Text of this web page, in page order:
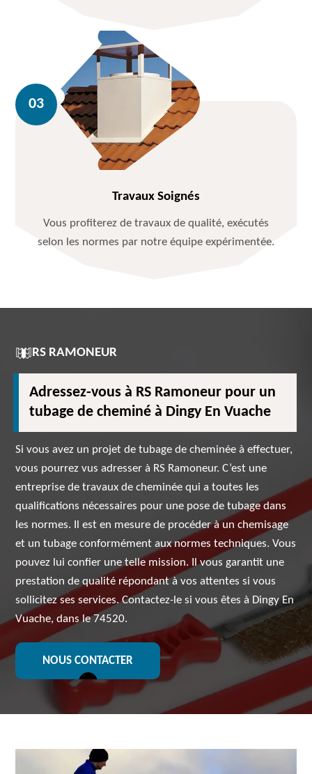
Travaux Soignés
Vous profiterez de travaux de qualité, exécutés
selon les normes par notre équipe expérimentée.
RS RAMONEUR
Adressez-vous à RS Ramoneur pour un
tubage de cheminé à Dingy En Vuache
Si vous avez un projet de tubage de cheminée à effectuer,
vous pourrez vus adresser à RS Ramoneur. C’est une
entreprise de travaux de cheminée qui a toutes les
qualifications nécessaires pour une pose de tubage dans
les normes. Il est en mesure de procéder à un chemisage
et un tubage conformément aux normes techniques. Vous
pouvez lui confier une telle mission. Il vous garantit une
prestation de qualité répondant à vos attentes si vous
sollicitez ses services. Contactez-le si vous êtes à Dingy En
Vuache, dans le 74520.
NOUS CONTACTER